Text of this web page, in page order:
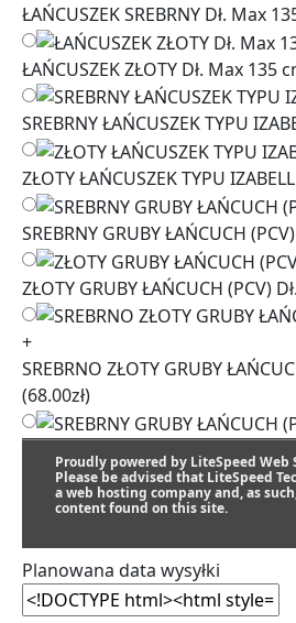
ŁAŃCUSZEK SREBRNY Dł. Max
ŁAŃCUSZEK ZŁOTY Dł. Max 135
SREBRNY ŁAŃCUSZEK TYPU
ZŁOTY ŁAŃCUSZEK TYPU
SREBRNY GRUBY ŁAŃCUCH
ZŁOTY GRUBY ŁAŃCUCH (PCV)
+
SREBRNO ZŁOTY GRUBY
(68.00zł)
SREBRNY GRUBY ŁAŃCUCH (PCV)
ZŁOTY GRUBY ŁAŃCUCH (PCV)
Proudly powered by LiteSpeed Web
Please be advised that LiteSpeed
a web hosting company and, as
content found on this site.
Planowana data wysyłki